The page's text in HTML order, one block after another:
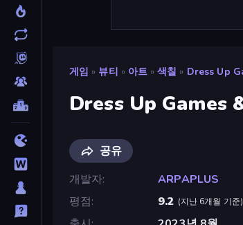
게임 » 뷰티 » 아트 » 색칠 » Dress Up
Dress Up Games
공유
개발자
ARPAPLUS
평점
9.2 (지난 6개월 기준)